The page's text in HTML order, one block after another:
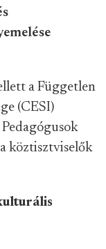
a Független
(CESI)
köztisztviselők